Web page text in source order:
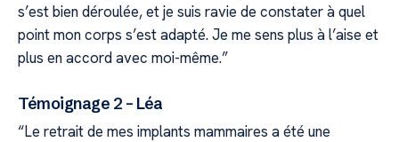
s’est bien déroulée, et je suis ravie de constater à quel
point mon corps s’est adapté. Je me sens plus à l’aise et
plus en accord avec moi-même.”
Témoignage 2 – Léa
“Le retrait de mes implants mammaires a été une